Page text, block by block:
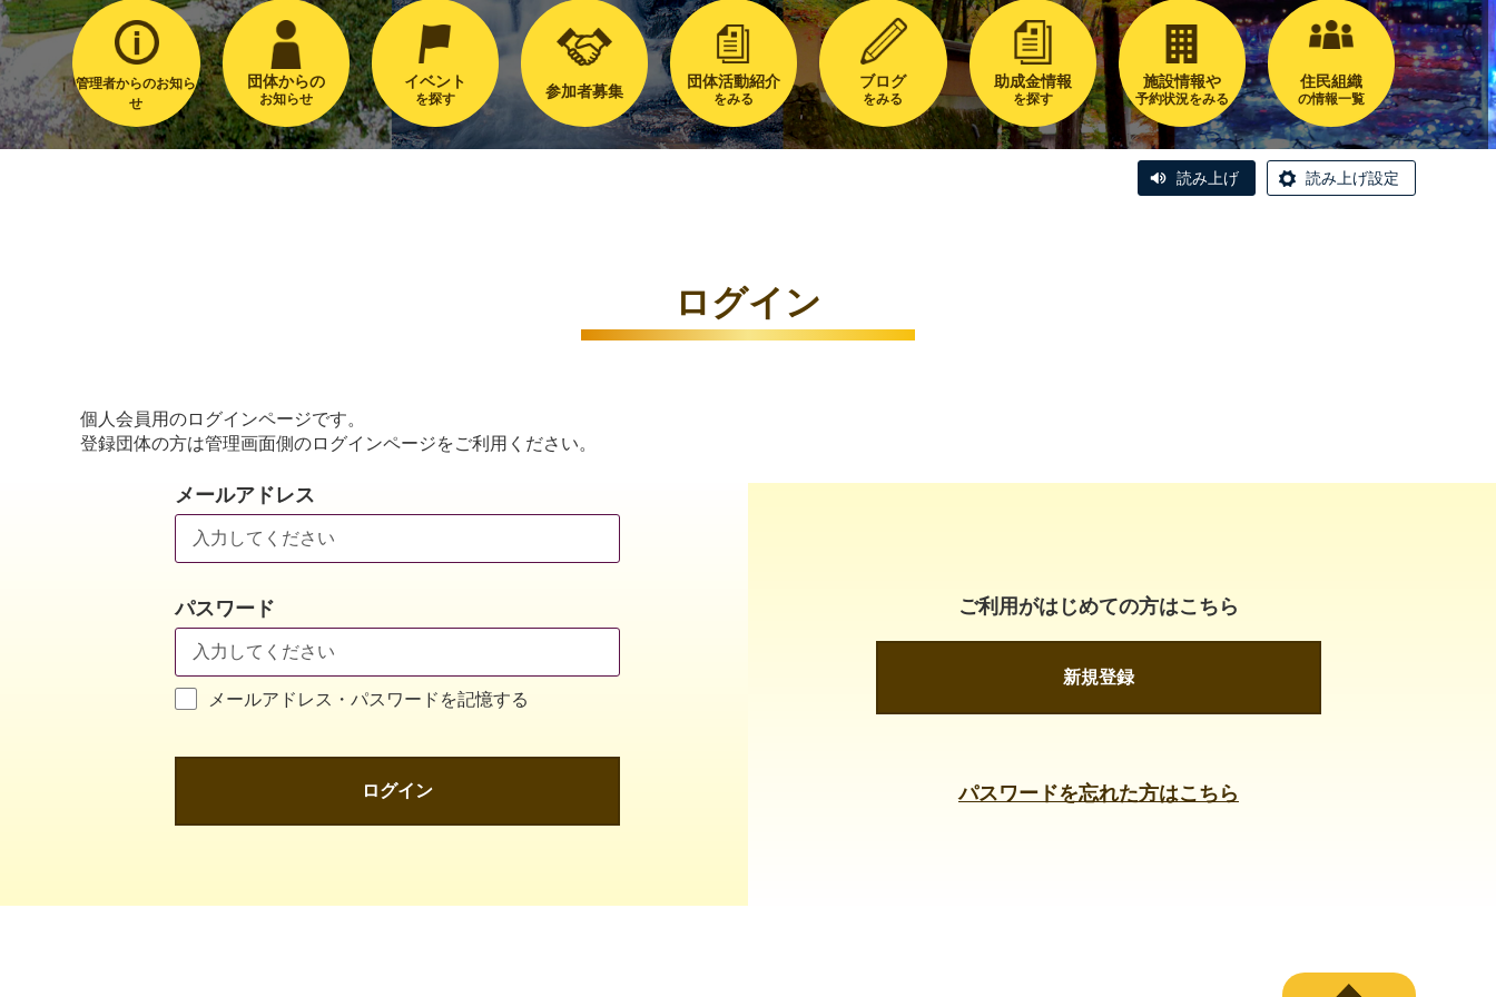
管理者からのお知ら
せ
団体からの
お知らせ
イベント
を探す 参加者募集
団体活動紹介
をみる
ブログ
をみる
助成金情報
を探す
施設情報や
予約状況をみる
住民組織
の情報一覧
読み上げ 読み上げ設定
ログイン
個人会員用のログインページです。
登録団体の方は管理画面側のログインページをご利用ください。
メールアドレス
パスワード
メールアドレス・パスワードを記憶する
ログイン
ご利用がはじめての方はこちら
新規登録
パスワードを忘れた方はこちら